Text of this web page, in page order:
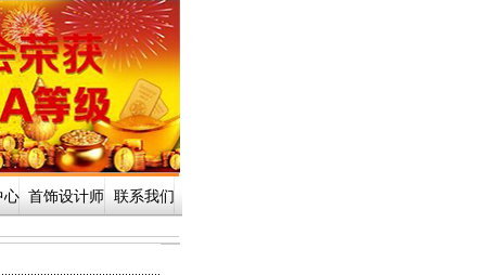
心 首饰设计师 联系我们